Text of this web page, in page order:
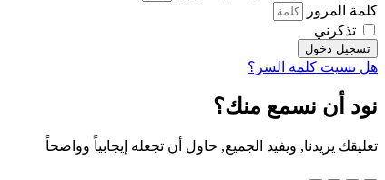
كلمة المرور
تذكرني
تسجيل دخول
هل نسيت كلمة السر؟
نود أن نسمع منك؟
تعليقك يزيدنا, ويفيد الجميع, حاول أن تجعله إيجابياً وواضحاً